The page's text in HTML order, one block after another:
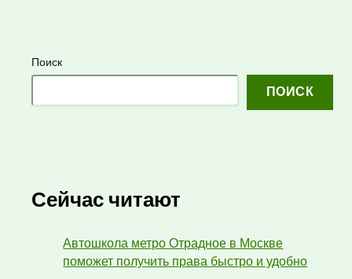
Поиск
ПОИСК
Сейчас читают
Автошкола метро Отрадное в Москве
поможет получить права быстро и удобно